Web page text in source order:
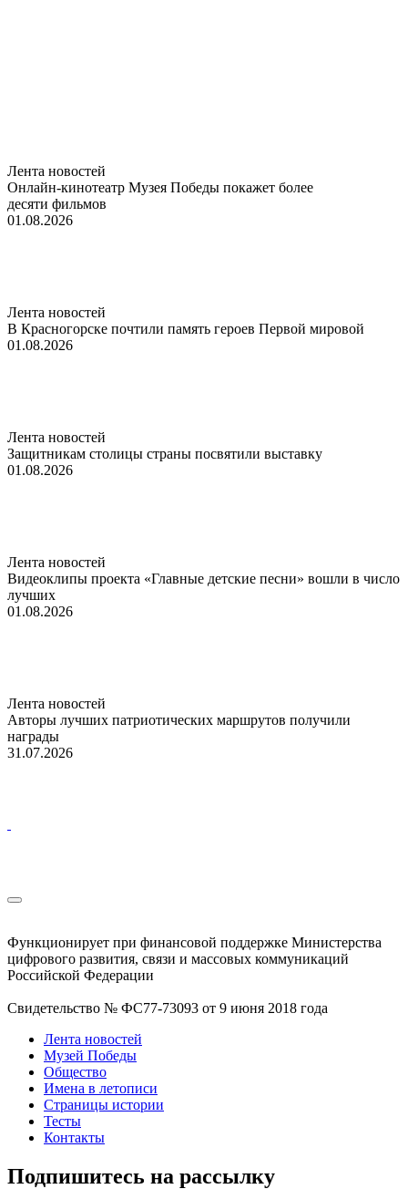
Лента новостей
Онлайн-кинотеатр Музея Победы покажет более
десяти фильмов
01.08.2026
Лента новостей
В Красногорске почтили память героев Первой мировой
01.08.2026
Лента новостей
Защитникам столицы страны посвятили выставку
01.08.2026
Лента новостей
Видеоклипы проекта «Главные детские песни» вошли в число
лучших
01.08.2026
Лента новостей
Авторы лучших патриотических маршрутов получили
награды
31.07.2026
Функционирует при финансовой поддержке Министерства
цифрового развития, связи и массовых коммуникаций
Российской Федерации
Свидетельство № ФС77-73093 от 9 июня 2018 года
Лента новостей
Музей Победы
Общество
Имена в летописи
Страницы истории
Тесты
Контакты
Подпишитесь на рассылку